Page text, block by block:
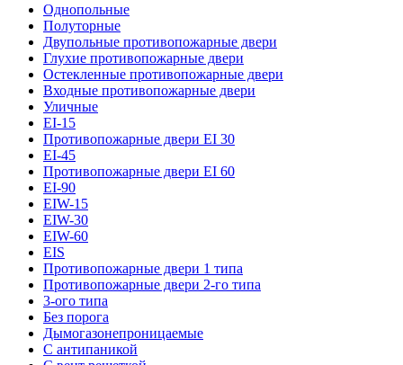
Однопольные
Полуторные
Двупольные противопожарные двери
Глухие противопожарные двери
Остекленные противопожарные двери
Входные противопожарные двери
Уличные
EI-15
Противопожарные двери EI 30
EI-45
Противопожарные двери EI 60
EI-90
EIW-15
EIW-30
EIW-60
EIS
Противопожарные двери 1 типа
Противопожарные двери 2-го типа
3-ого типа
Без порога
Дымогазонепроницаемые
С антипаникой